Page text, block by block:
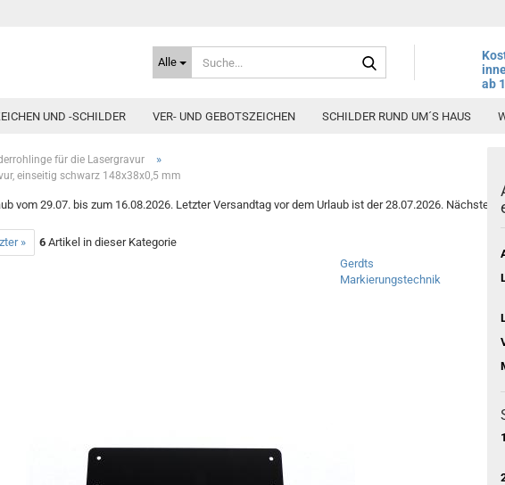
Alle
ab
UND -SCHILDER VER- UND GEBOTSZEICHEN SCHILDER RUND UM´S HAUS
für die Lasergravur »
einseitig schwarz 148x38x0,5 mm
vom 29.07. bis zum 16.08.2026. Letzter Versandtag vor dem Urlaub ist der 28.07.2026. Nächster
» 6 Artikel in dieser Kategorie
Gerdts
Markierungstechnik